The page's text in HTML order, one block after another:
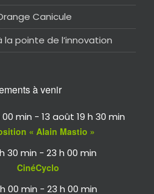
Canicule
pointe de l’innovation
à venir
min - 13 août 19 h 30 min
« Alain Mastio »
30 min - 23 h 00 min
CinéCyclo
00 min - 23 h 00 min